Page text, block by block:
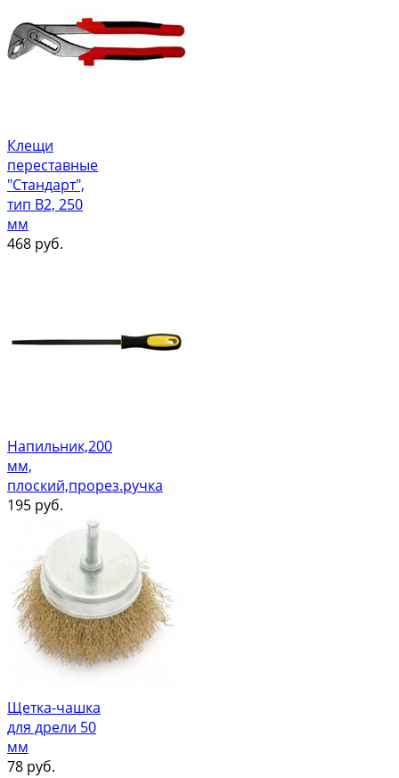
Клещи
переставные
"Стандарт",
тип В2, 250
мм
468 руб.
Напильник,200
мм,
плоский,прорез.ручка
195 руб.
Щетка-чашка
для дрели 50
мм
78 руб.